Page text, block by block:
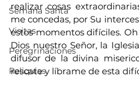
Semana Santa
Visitas
Peregrinaciones
Reliquias
realizar cosas
me concedas, por Su
estos momentos difíciles.
Dios nuestro Señor, la
difusor de la divina
rescate y líbrame de esta